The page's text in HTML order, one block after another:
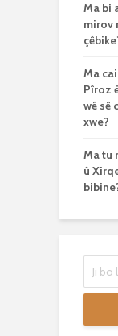
Ma bi
mirov
Ma
Pîroz
wê sê
xwe?
Ma tu
û